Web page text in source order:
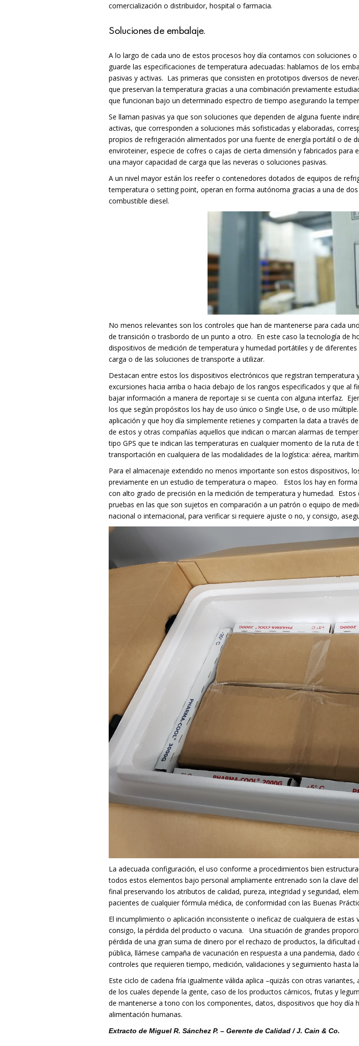
comercialización o distribuidor, hospital o farmacia.
Soluciones de embalaje.
A lo largo de cada uno de estos procesos hoy día contamos con soluciones
guarde las especificaciones de temperatura adecuadas: hablamos de los
pasivas y activas. Las primeras que consisten en prototipos diversos de
que preservan la temperatura gracias a una combinación previamente
que funcionan bajo un determinado espectro de tiempo asegurando la
Se llaman pasivas ya que son soluciones que dependen de alguna fuente
activas, que corresponden a soluciones más sofisticadas y elaboradas,
propios de refrigeración alimentados por una fuente de energía portátil o de
enviroteiner, especie de cofres o cajas de cierta dimensión y fabricados
una mayor capacidad de carga que las neveras o soluciones pasivas.
A un nivel mayor están los reefer o contenedores dotados de equipos de
temperatura o setting point, operan en forma autónoma gracias a una de
combustible diesel.
No menos relevantes son los controles que han de mantenerse para cada
de transición o trasbordo de un punto a otro. En este caso la tecnología de
dispositivos de medición de temperatura y humedad portátiles y de
carga o de las soluciones de transporte a utilizar.
Destacan entre estos los dispositivos electrónicos que registran
excursiones hacia arriba o hacia debajo de los rangos especificados y que al
bajar información a manera de reportaje si se cuenta con alguna interfaz.
los que según propósitos los hay de uso único o Single Use, o de uso múltiple.
aplicación y que hoy día simplemente retienes y comparten la data a través
de estos y otras compañías aquellos que indican o marcan alarmas de
tipo GPS que te indican las temperaturas en cualquier momento de la ruta
transportación en cualquiera de las modalidades de la logística: aérea,
Para el almacenaje extendido no menos importante son estos dispositivos,
previamente en un estudio de temperatura o mapeo.
Estos los hay en
con alto grado de precisión en la medición de temperatura y humedad. Estos
pruebas en las que son sujetos en comparación a un patrón o equipo de
nacional o internacional, para verificar si requiere ajuste o no, y consigo,
La adecuada configuración, el uso conforme a procedimientos bien
todos estos elementos bajo personal ampliamente entrenado son la clave
final preservando los atributos de calidad, pureza, integridad y seguridad,
pacientes de cualquier fórmula médica, de conformidad con las Buenas
El incumplimiento o aplicación inconsistente o ineficaz de cualquiera de
consigo, la pérdida del producto o vacuna.
Una situación de grandes
pérdida de una gran suma de dinero por el rechazo de productos, la
pública, llámese campaña de vacunación en respuesta a una pandemia,
controles que requieren tiempo, medición, validaciones y seguimiento hasta
Este ciclo de cadena fría igualmente válida aplica –quizás con otras
de los cuales depende la gente, caso de los productos cárnicos, frutas y
de mantenerse a tono con los componentes, datos, dispositivos que hoy día
alimentación humanas.
Extracto deMiguel R. Sánchez P. –Gerente de Calidad / J. Cain & Co.